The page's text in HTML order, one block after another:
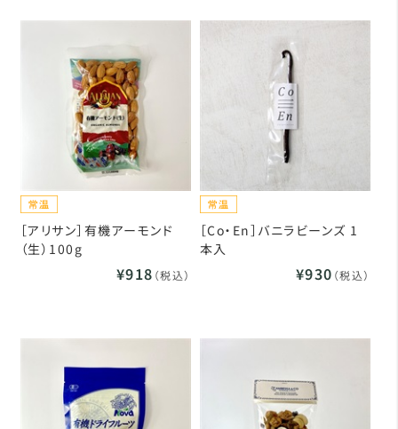
［アリサン］有機アーモンド
（生）100g
¥918 （税込）
［Co・En］バニラビーンズ 1
本入
¥930 （税込）